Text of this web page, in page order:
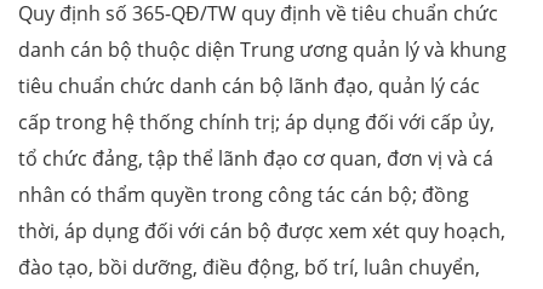
Quy định số 365-QĐ/TW quy định về tiêu chuẩn chức
danh cán bộ thuộc diện Trung ương quản lý và khung
tiêu chuẩn chức danh cán bộ lãnh đạo, quản lý các
cấp trong hệ thống chính trị; áp dụng đối với cấp ủy,
tổ chức đảng, tập thể lãnh đạo cơ quan, đơn vị và cá
nhân có thẩm quyền trong công tác cán bộ; đồng
thời, áp dụng đối với cán bộ được xem xét quy hoạch,
đào tạo, bồi dưỡng, điều động, bố trí, luân chuyển,